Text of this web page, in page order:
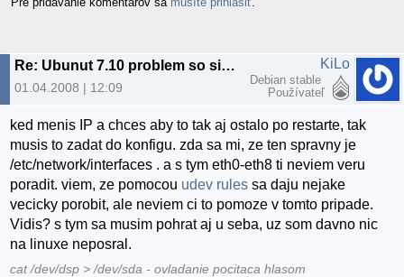
Re: Ubunut 7.10 problem so sietovou kartou na notebooku
01.04.2008 | 12:09
KiLo
Debian stable
Používateľ
ked menis IP a chces aby to tak aj ostalo po restarte, tak
musis to zadat do konfigu. zda sa mi, ze ten spravny je
/etc/network/interfaces . a s tym eth0-eth8 ti neviem veru
poradit. viem, ze pomocou udev rules sa daju nejake
vecicky porobit, ale neviem ci to pomoze v tomto pripade.
Vidis? s tym sa musim pohrat aj u seba, uz som davno nic
na linuxe neposral.
cat /dev/dsp > /dev/sda - ovladanie pocitaca hlasom